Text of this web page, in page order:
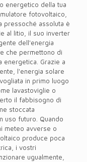
energetico della tua
fotovoltaico,
pressoché assoluta è
al litio, il suo inverter
dell'energia
che permettono di
energetica. Grazie a
l'energia solare
in primo luogo
lavastoviglie o
il fabbisogno di
stoccata
uso futuro. Quando
meteo avverse o
produce poca
i vostri
ugualmente,